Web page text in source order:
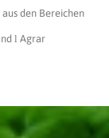
den Bereichen
l Agrar